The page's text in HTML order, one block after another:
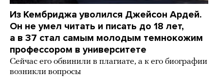
Из Кембриджа уволился Джейсон Ардей.
Он не умел читать и писать до 18 лет,
а в 37 стал самым молодым темнокожим
профессором в университете
Сейчас его обвинили в плагиате, а к его биографии
возникли вопросы